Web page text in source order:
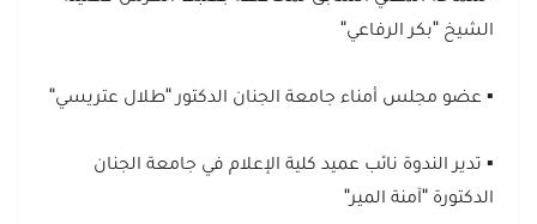
الشيخ "بكر الرفاعي"
▪️ عضو مجلس أمناء جامعة الجنان الدكتور "طلال عتريسي"
▪️ تدير الندوة نائب عميد كلية الإعلام في جامعة الجنان
الدكتورة "آمنة المير"